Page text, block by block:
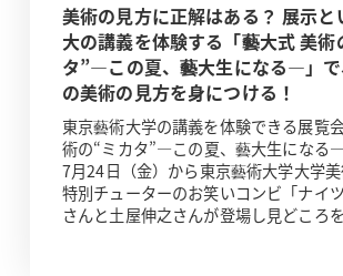
美術の見方に正解はある？ 展示と
大の講義を体験する「藝大式 美術
タ”―この夏、藝大生になる―」で
の美術の見方を身につける！
東京藝術大学の講義を体験できる展覧
術の“ミカタ”―この夏、藝大生になる
7月24日（金）から東京藝術大学大学美
特別チューターのお笑いコンビ「ナイ
さんと土屋伸之さんが登場し見どころ